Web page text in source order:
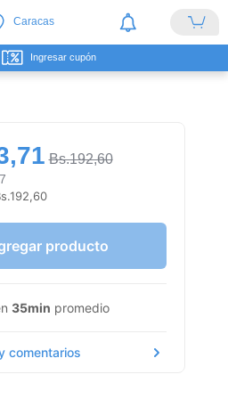
Caracas
Ingresar cupón
Bs.192,60
producto
35min promedio
comentarios